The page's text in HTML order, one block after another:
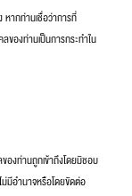
ากท่านเชื่อว่าการที่
ของท่านเป็นการกระทำใน
ท่านถูกเข้าถึงโดยมิชอบ
มีอำนาจหรือโดยขัดต่อ